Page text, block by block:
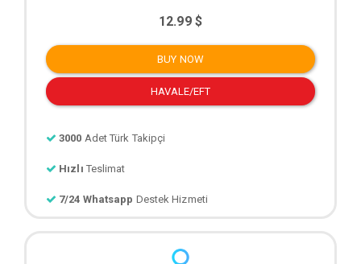
12.99 $
BUY NOW
HAVALE/EFT
3000 Adet Türk Takipçi
Hızlı Teslimat
7/24 Whatsapp Destek Hizmeti